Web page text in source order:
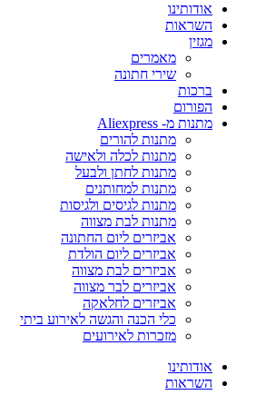
אודותינו
השראות
מגזין
מאמרים
שירי חתונה
ברכות
הפורום
מתנות מ- Aliexpress
מתנות להורים
מתנות לכלה ולאישה
מתנות לחתן ולבעל
מתנות למחותנים
מתנות לגיסים ולגיסות
מתנות לבת מצווה
אביזרים ליום החתונה
אביזרים ליום הולדת
אביזרים לבת מצווה
אביזרים לבר מצווה
אביזרים לחלאקה
כלי הכנה והגשה לאירוע ביתי
מזכרות לאירועים
אודותינו
השראות